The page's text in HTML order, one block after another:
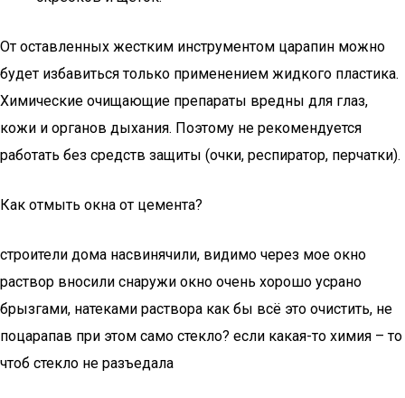
От оставленных жестким инструментом царапин можно
будет избавиться только применением жидкого пластика.
Химические очищающие препараты вредны для глаз,
кожи и органов дыхания. Поэтому не рекомендуется
работать без средств защиты (очки, респиратор, перчатки).
Как отмыть окна от цемента?
строители дома насвинячили, видимо через мое окно
раствор вносили снаружи окно очень хорошо усрано
брызгами, натеками раствора как бы всё это очистить, не
поцарапав при этом само стекло? если какая-то химия – то
чтоб стекло не разъедала